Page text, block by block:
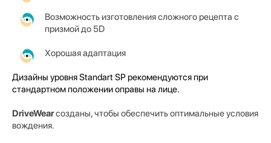
Возможность изготовления сложного рецепта с
призмой до 5D
Хорошая адаптация
Дизайны уровня Standart SP рекомендуются при
стандартном положении оправы на лице.
DriveWearсозданы, чтобы обеспечить оптимальные условия
вождения.